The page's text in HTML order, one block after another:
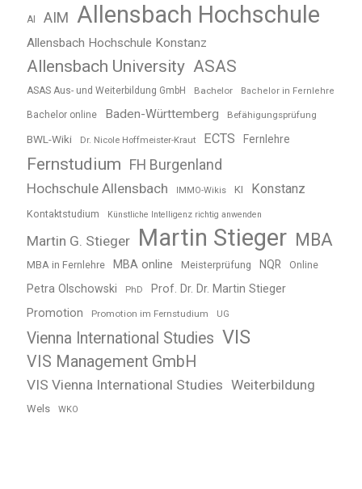
AI AIM Allensbach Hochschule
Allensbach Hochschule Konstanz
Allensbach University ASAS
ASAS Aus- und Weiterbildung GmbH Bachelor Bachelor in Fernlehre
Bachelor online Baden-Württemberg Befähigungsprüfung
BWL-Wiki Dr. Nicole Hoffmeister-Kraut ECTS Fernlehre
Fernstudium
FH Burgenland
Hochschule Allensbach
IMMO-Wikis KI Konstanz
Kontaktstudium Künstliche Intelligenz richtig anwenden
Martin G. Stieger Martin Stieger MBA
MBA in Fernlehre MBA online Meisterprüfung NQR Online
Petra Olschowski PhD Prof. Dr. Dr. Martin Stieger
Promotion Promotion im Fernstudium UG
Vienna International Studies VIS
VIS Management GmbH
VIS Vienna International Studies Weiterbildung
Wels WKO